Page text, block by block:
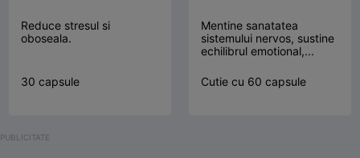
Reduce stresul si
oboseala.
30 capsule
Mentine sanatatea
sistemului nervos, sustine
echilibrul emotional,...
Cutie cu 60 capsule